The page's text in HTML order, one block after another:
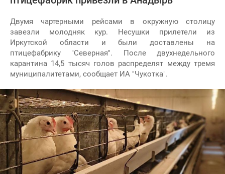
Двумя чартерными рейсами в окружную столицу
завезли молодняк кур. Несушки прилетели из
Иркутской области и были доставлены на
птицефабрику "Северная". После двухнедельного
карантина 14,5 тысяч голов распределят между тремя
муниципалитетами, сообщает ИА "Чукотка".